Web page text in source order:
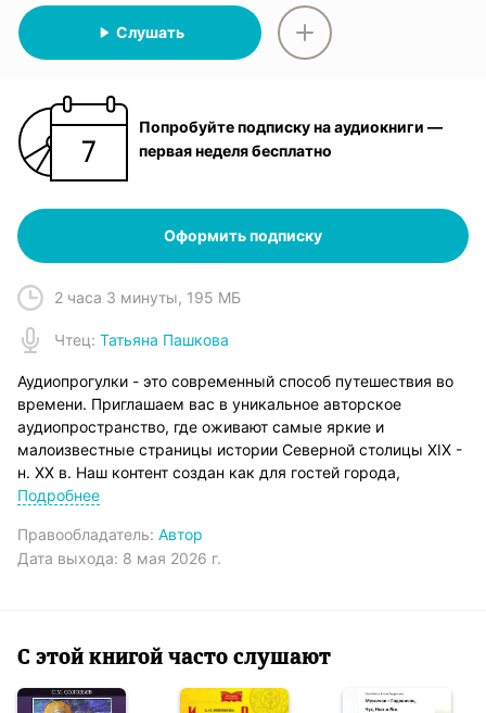
Слушать
Попробуйте подписку на аудиокниги —
первая неделя бесплатно
Оформить подписку
2 часа 3 минуты, 195 МБ
Чтец: Татьяна Пашкова
Аудиопрогулки - это современный способ путешествия во
времени. Приглашаем вас в уникальное авторское
аудиопространство, где оживают самые яркие и
малоизвестные страницы истории Северной столицы XIX -
н. XX в. Наш контент создан как для гостей города,
желающих погрузиться в атмосферу дореволюционного
открыть для себя новые грани родного города. Здесь вы
найдете увлекательные программы по нетривиальным
где кипела жизнь и витал аромат аппетитной сдобы,
Наш маршрут включает следующие остановки: Литейный
Подробнее
Правообладатель: Автор
Дата выхода: 8 мая 2026 г.
С этой книгой часто слушают